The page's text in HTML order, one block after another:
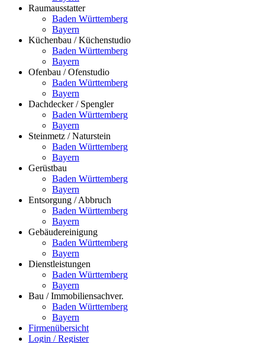
Raumausstatter
Baden Württemberg
Bayern
Küchenbau / Küchenstudio
Baden Württemberg
Bayern
Ofenbau / Ofenstudio
Baden Württemberg
Bayern
Dachdecker / Spengler
Baden Württemberg
Bayern
Steinmetz / Naturstein
Baden Württemberg
Bayern
Gerüstbau
Baden Württemberg
Bayern
Entsorgung / Abbruch
Baden Württemberg
Bayern
Gebäudereinigung
Baden Württemberg
Bayern
Dienstleistungen
Baden Württemberg
Bayern
Bau / Immobiliensachver.
Baden Württemberg
Bayern
Firmenübersicht
Login / Register